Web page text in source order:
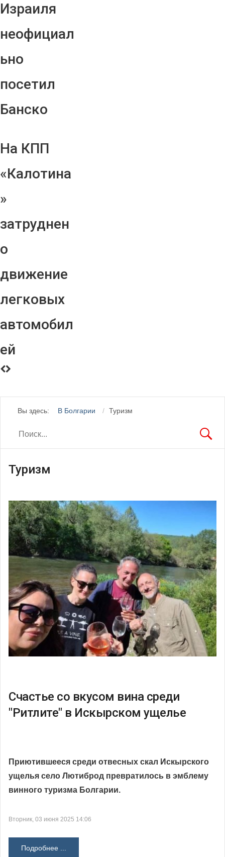
Израиля
неофициал
ьно
посетил
Банско
На КПП
«Калотина
»
затруднен
о
движение
легковых
автомобил
ей
Вы здесь: В Болгарии Туризм
Туризм
Счастье со вкусом вина среди
"Ритлите" в Искырском ущелье
Приютившееся среди отвесных скал Искырского
ущелья село Лютиброд превратилось в эмблему
винного туризма Болгарии.
Вторник, 03 июня 2025 14:06
Подробнее ...